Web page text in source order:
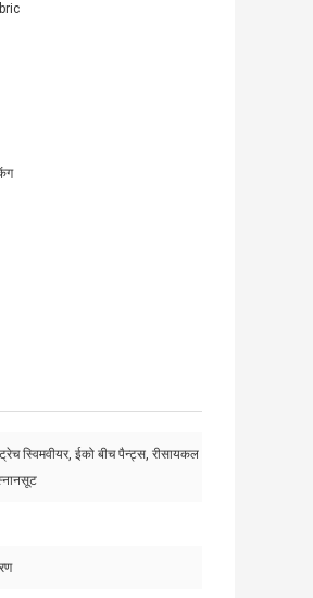
स्विमवीयर, ईको बीच पैन्ट्स, रीसायकल